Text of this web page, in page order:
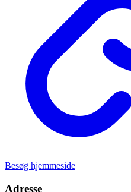
Besøg hjemmeside
Adresse